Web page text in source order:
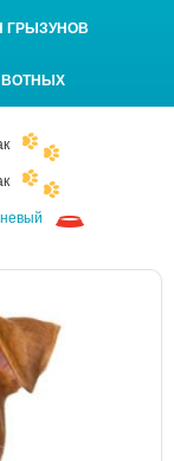
ГРЫЗУНОВ